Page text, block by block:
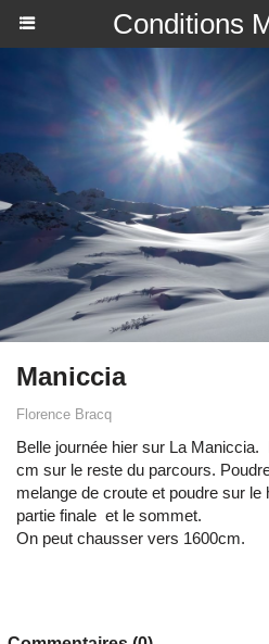
Conditions
Maniccia
Florence Bracq
Belle journée hier sur La
cm sur le reste du parcours.
melange de croute et poudre sur le
partie finale et le sommet.
On peut chausser vers 1600cm.